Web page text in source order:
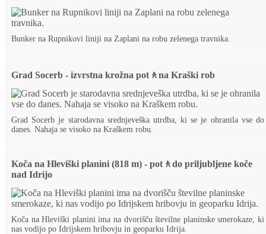
Bunker na Rupnikovi liniji na Zaplani na robu zelenega travnika.
Grad Socerb - izvrstna krožna pot🚶na Kraški rob
Grad Socerb je starodavna srednjeveška utrdba, ki se je ohranila vse do
danes. Nahaja se visoko na Kraškem robu.
Koča na Hleviški planini (818 m) - pot🚶do priljubljene koče
nad Idrijo
Koča na Hleviški planini ima na dvorišču številne planinske smerokaze, ki
nas vodijo po Idrijskem hribovju in geoparku Idrija.